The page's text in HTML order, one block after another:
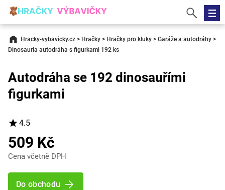
Hracky-vybavicky.cz > Hračky > Hračky pro kluky > Garáže a autodráhy >
Dinosauria autodráha s figurkami 192 ks
Autodráha se 192 dinosauřími
figurkami
4.5
509 Kč
Cena včetně DPH
Do obchodu